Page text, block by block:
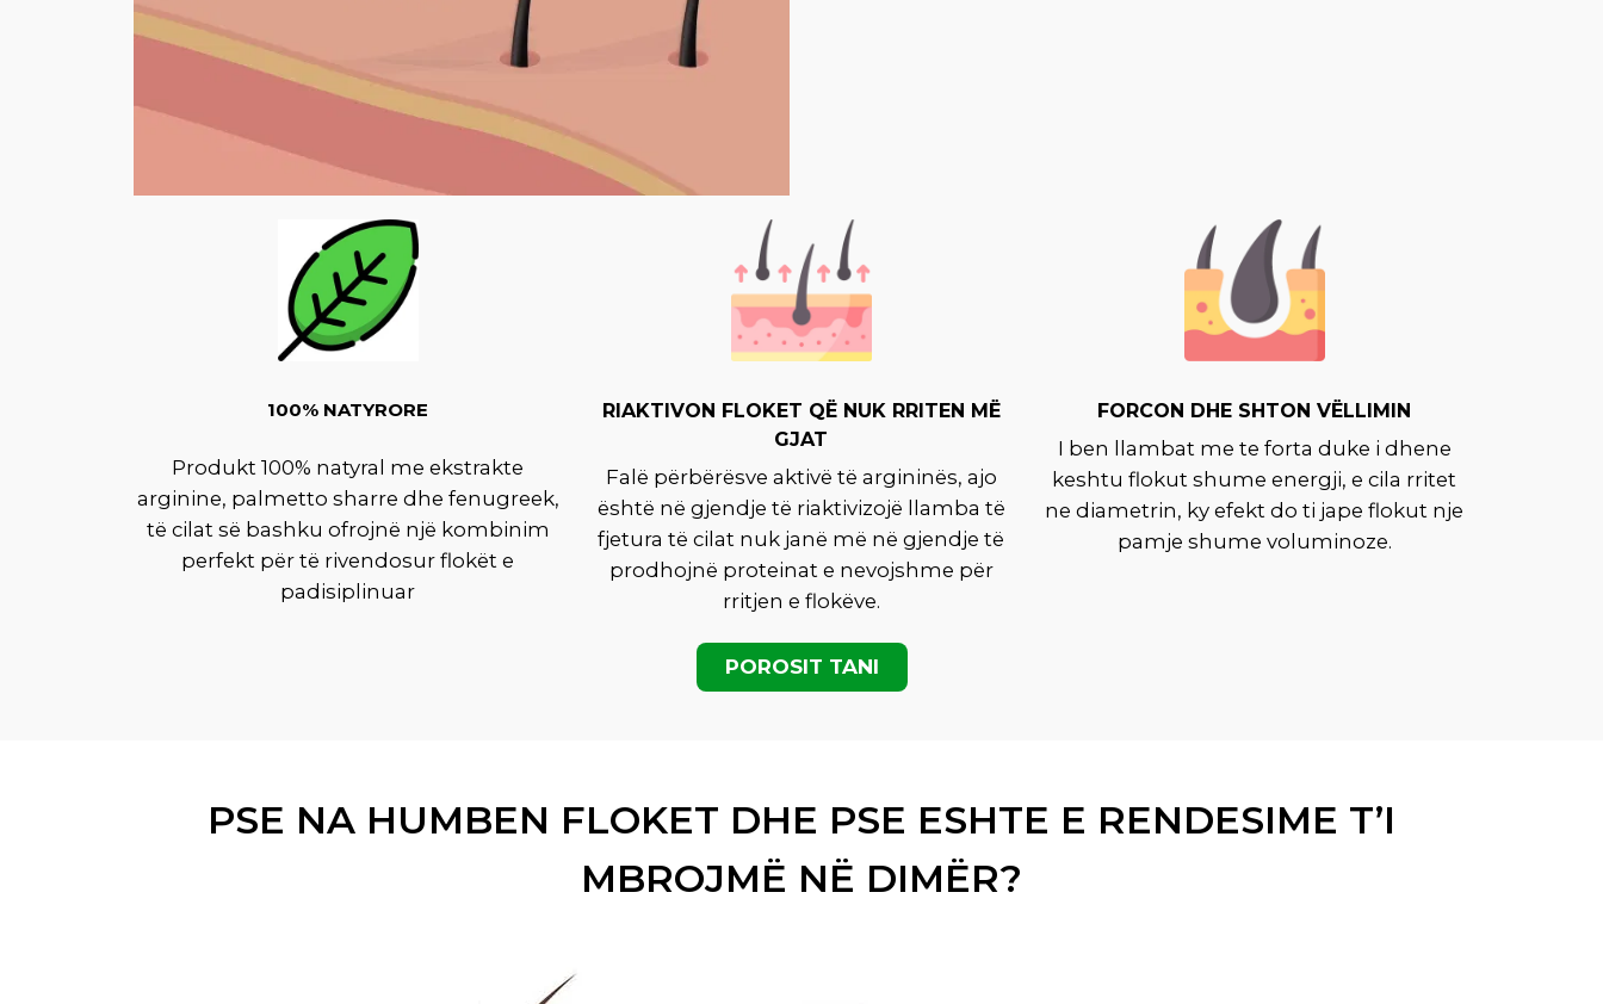
100% NATYRORE
Produkt 100% natyral me ekstrakte
arginine, palmetto sharre dhe fenugreek,
të cilat së bashku ofrojnë një kombinim
perfekt për të rivendosur flokët e
padisiplinuar
RIAKTIVON FLOKET QË NUK RRITEN MË
GJAT
Falë përbërësve aktivë të argininës, ajo
është në gjendje të riaktivizojë llamba të
fjetura të cilat nuk janë më në gjendje të
prodhojnë proteinat e nevojshme për
rritjen e flokëve.
FORCON DHE SHTON VËLLIMIN
I ben llambat me te forta duke i dhene
keshtu flokut shume energji, e cila rritet
ne diametrin, ky efekt do ti jape flokut nje
pamje shume voluminoze.
POROSIT TANI
PSE NA HUMBEN FLOKET DHE PSE ESHTE E RENDESIME T’I
MBROJMË NË DIMËR?